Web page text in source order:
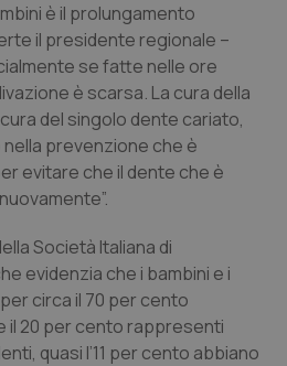
di Trento
& Rettocolite Ulcerosa
neurodegenerative
è il prolungamento
il presidente regionale –
se fatte nelle ore
è scarsa. La cura della
del singolo dente cariato,
prevenzione che è
evitare che il dente che è
Società Italiana di
evidenzia che i bambini e i
circa il 70 per cento
il 20 per cento rappresenti
quasi l’11 per cento abbiano